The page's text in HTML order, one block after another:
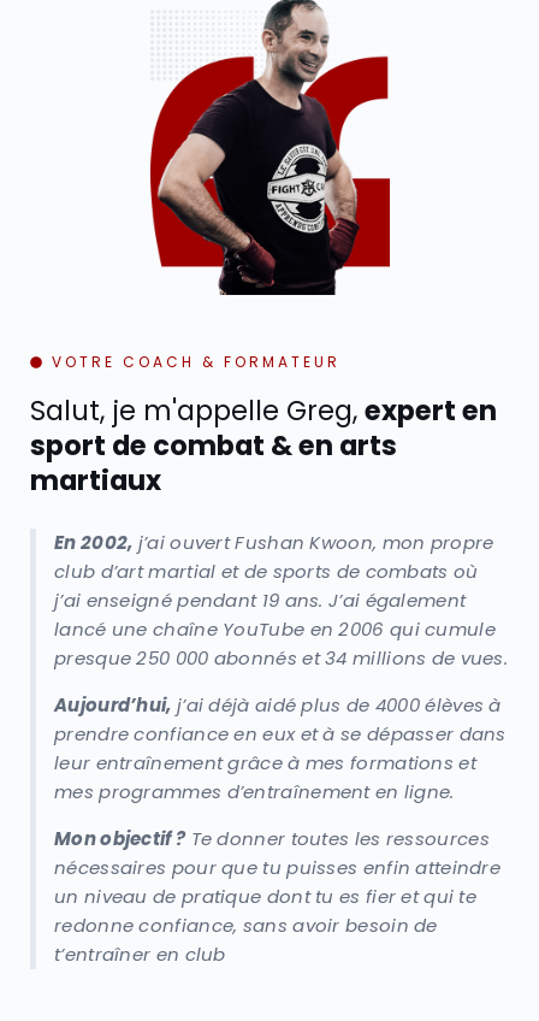
VOTRE COACH & FORMATEUR
Salut, je m'appelle Greg,expert en
sport de combat & en arts
martiaux
En 2002, j’ai ouvert Fushan Kwoon, mon propre
club d’art martial et de sports de combats où
j’ai enseigné pendant 19 ans. J’ai également
lancé une chaîne YouTube en 2006 qui cumule
presque 250 000 abonnés et 34 millions de vues.
Aujourd’hui, j’ai déjà aidé plus de 4000 élèves à
prendre confiance en eux et à se dépasser dans
leur entraînement grâce à mes formations et
mes programmes d’entraînement en ligne.
Mon objectif ?Te donner toutes les ressources
nécessaires pour que tu puisses enfin atteindre
un niveau de pratique dont tu es fier et qui te
redonne confiance, sans avoir besoin de
t’entraîner en club